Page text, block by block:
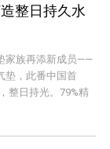
整日持久水
家族再添新成员——
垫，此番中国首
整日持光。79%精